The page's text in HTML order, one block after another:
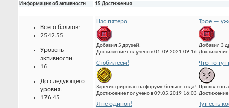
Информация об активности
Всего баллов:
2542.55
Уровень
активности:
16
До следующего
уровня:
176.45
15 Достижения
Нас пятеро
Добавил 5 друзей.
Достижение получено в 01.09.2021 09:16
Трое —
Добавил 3
С юбилеем!
Зарегистрирован на форуме больше года!
Достижение получено в 09.05.2019 16:03
Что-то тут
Проявлено
Я не одинок! Тут есть